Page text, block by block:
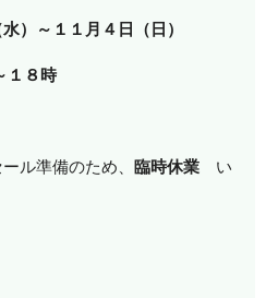
）～１１月４日（日）
１８時
ル準備のため、臨時休業 い